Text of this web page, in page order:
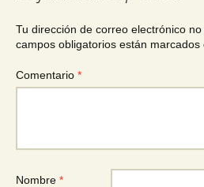
Tu dirección de correo electrónico no
campos obligatorios están marcados
Comentario *
Nombre *